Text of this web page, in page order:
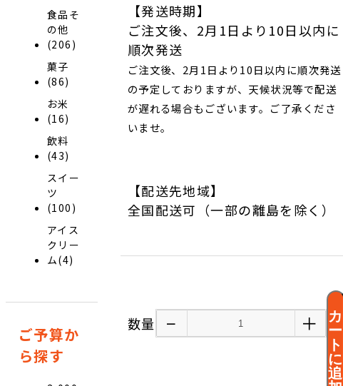
食品そ
の他
(206)
菓子
(86)
お米
(16)
飲料
(43)
スイー
ツ
(100)
アイス
クリー
ム(4)
ご予算か
ら探す
【発送時期】
ご注文後、2月1日より10日以内に
順次発送
ご注文後、2月1日より10日以内に順次発送
の予定しておりますが、天候状況等で配送
が遅れる場合もございます。ご了承くださ
いませ。
【配送先地域】
全国配送可（一部の離島を除く）
数量 − ＋
カ
ー
ト
に
追